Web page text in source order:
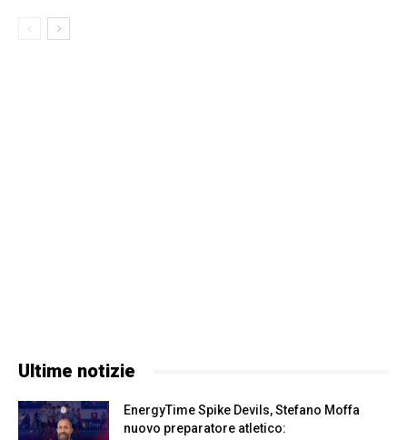
Ultime notizie
EnergyTime Spike Devils, Stefano Moffa
nuovo preparatore atletico: